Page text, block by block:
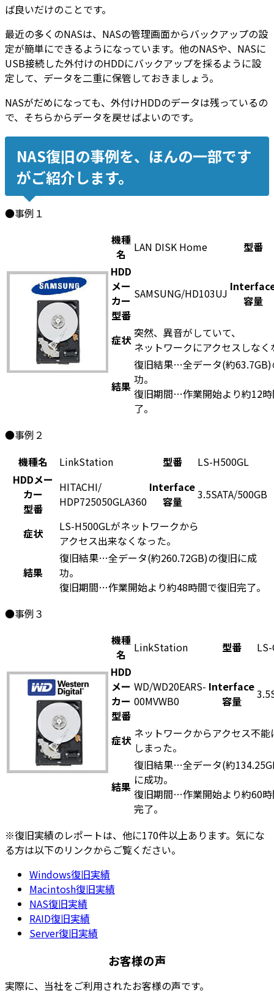
ば良いだけのことです。
最近の多くのNASは、NASの管理画面からバックアップの設
定が簡単にできるようになっています。他のNASや、NASに
USB接続した外付けのHDDにバックアップを採るように設
定して、データを二重に保管しておきましょう。
NASがだめになっても、外付けHDDのデータは残っているの
で、そちらからデータを戻せばよいのです。
NAS復旧の事例を、ほんの一部です
がご紹介します。
●事例１
機種
名
LAN DISK Home
型番
HDD
メー
カー
型番
SAMSUNG/HD103UJ
容量
症状 突然、異音がしていて、
ネットワークにアクセスしなく
結果
復旧結果…全データ(約63.7GB)
功。
復旧期間…作業開始より約12
了。
●事例２
機種名
LinkStation 型番
LS-H500GL
HDDメー
カー
型番
HITACHI/
HDP725050GLA360
Interface
容量
3.5SATA/500GB
症状
LS-H500GLがネットワークから
アクセス出来なくなった。
結果
復旧結果…全データ(約260.72GB)の復旧に成
功。
復旧期間…作業開始より約48時間で復旧完了。
●事例３
機種
名
LinkStation 型番
HDD
メー
カー
型番
WD/WD20EARS-
00MVWB0
Interface
容量
症状 ネットワークからアクセス不能
しまった。
結果
復旧結果…全データ(約
に成功。
復旧期間…作業開始より約60
完了。
※復旧実績のレポートは、他に170件以上あります。気にな
る方は以下のリンクからご覧ください。
Windows復旧実績
Macintosh復旧実績
NAS復旧実績
RAID復旧実績
Server復旧実績
お客様の声
実際に、当社をご利用されたお客様の声です。